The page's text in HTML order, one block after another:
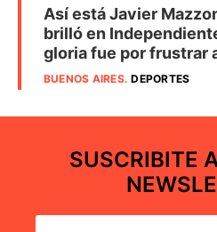
Así está Javier
brilló en
gloria fue por frustrar
BUENOS AIRES.DEPORTES
SUSCRIBITE